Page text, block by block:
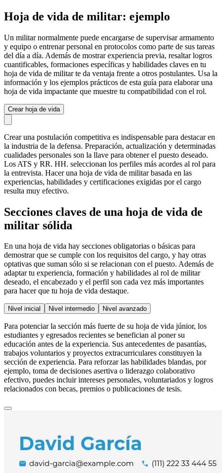
Hoja de vida de militar: ejemplo
Un militar normalmente puede encargarse de supervisar armamento
y equipo o entrenar personal en protocolos como parte de sus tareas
del día a día. Además de mostrar experiencia previa, resaltar logros
cuantificables, formaciones específicas y habilidades claves en tu
hoja de vida de militar te da ventaja frente a otros postulantes. Usa la
información y los ejemplos prácticos de esta guía para elaborar una
hoja de vida impactante que muestre tu compatibilidad con el rol.
Crear hoja de vida
Crear una postulación competitiva es indispensable para destacar en
la industria de la defensa. Preparación, actualización y determinadas
cualidades personales son la llave para obtener el puesto deseado.
Los ATS y RR. HH. seleccionan los perfiles más acordes al rol para
la entrevista. Hacer una hoja de vida de militar basada en las
experiencias, habilidades y certificaciones exigidas por el cargo
resulta muy efectivo.
Secciones claves de una hoja de vida de
militar sólida
En una hoja de vida hay secciones obligatorias o básicas para
demostrar que se cumple con los requisitos del cargo, y hay otras
optativas que suman sólo si se relacionan con el puesto. Además de
adaptar tu experiencia, formación y habilidades al rol de militar
deseado, el encabezado y el perfil son cada vez más importantes
para hacer que tu hoja de vida destaque.
Nivel inicial Nivel intermedio Nivel avanzado
Para potenciar la sección más fuerte de su hoja de vida júnior, los
estudiantes y egresados recientes se benefician al poner su
educación antes de la experiencia. Sus antecedentes de pasantías,
trabajos voluntarios y proyectos extracurriculares constituyen la
sección de experiencia. Para reforzar las habilidades blandas, por
ejemplo, toma de decisiones asertiva o liderazgo colaborativo
efectivo, puedes incluir intereses personales, voluntariados y logros
relacionados con becas, premios o publicaciones de tesis.